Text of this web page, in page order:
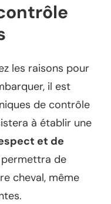
les raisons pour
il est
de contrôle
à établir une
et de
permettra de
cheval, même